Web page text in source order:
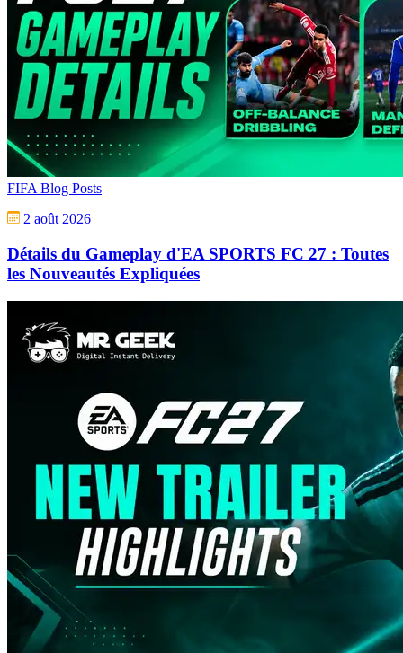
FIFA Blog Posts
2 août 2026
Détails du Gameplay d'EA SPORTS FC 27 : Toutes
les Nouveautés Expliquées